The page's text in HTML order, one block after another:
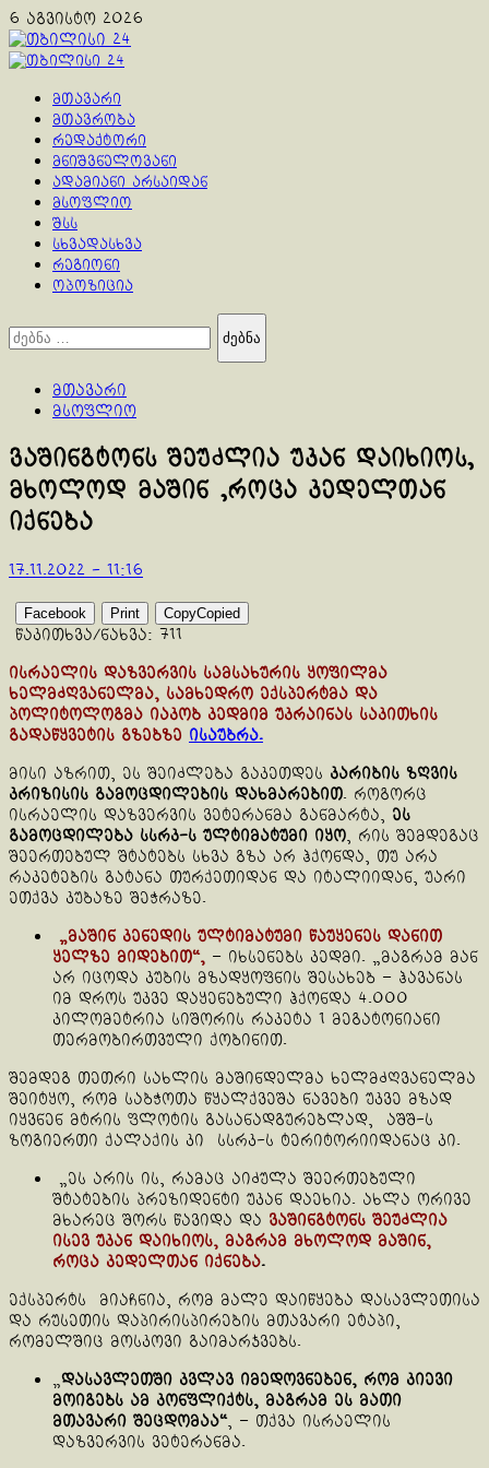
Skip
to
content
6 აგვისტო 2026
Primary
მთავარი
მთავრობა
რედაქტორი
მნიშვნელოვანი
ადამიანი არსაიდან
მსოფლიო
შსს
სხვადასხვა
რეგიონი
ოპოზიცია
ძებნა:
მთავარი
მსოფლიო
ვაშინგტონს შეუძლია უკან დაიხიოს,
მხოლოდ მაშინ ,როცა კედელთან
იქნება
17.11.2022 - 11:16
Facebook Print CopyCopied
წაკითხვა/ნახვა: 711
ისრაელის დაზვერვის სამსახურის ყოფილმა
ხელმძღვანელმა, სამხედრო ექსპერტმა და
პოლიტოლოგმა იაკობ კედმიმ უკრაინას საკითხის
გადაწყვეტის გზებზე ისაუბრა.
მისი აზრით, ეს შეიძლება გაკეთდეს კარიბის ზღვის
კრიზისის გამოცდილების დახმარებით. როგორც
ისრაელის დაზვერვის ვეტერანმა განმარტა, ეს
გამოცდილება სსრკ-ს ულტიმატუმი იყო, რის შემდეგაც
შეერთებულ შტატებს სხვა გზა არ ჰქონდა, თუ არა
რაკეტების გატანა თურქეთიდან და იტალიიდან, უარი
ეთქვა კუბაზე შეჭრაზე.
„მაშინ კენედის ულტიმატუმი წაუყენეს დანით
ყელზე მიდებით“, – იხსენებს კედმი. „მაგრამ მან
არ იცოდა კუბის მზადყოფნის შესახებ – ჰავანას
იმ დროს უკვე დაყენებული ჰქონდა 4.000
კილომეტრია სიშორის რაკეტა 1 მეგატონიანი
თერმობირთვული ქობინით.
შემდეგ თეთრი სახლის მაშინდელმა ხელმძღვანელმა
შეიტყო, რომ საბჭოთა წყალქვეშა ნავები უკვე მზად
იყვნენ მტრის ფლოტის გასანადგურებლად, აშშ-ს
ზოგიერთი ქალაქის კი სსრკ-ს ტერიტორიიდანაც კი.
„ეს არის ის, რამაც აიძულა შეერთებული
შტატების პრეზიდენტი უკან დაეხია. ახლა ორივე
მხარეც შორს წავიდა და ვაშინგტონს შეუძლია
ისევ უკან დაიხიოს, მაგრამ მხოლოდ მაშინ,
როცა კედელთან იქნება.
ექსპერტს მიაჩნია, რომ მალე დაიწყება დასავლეთისა
და რუსეთის დაპირისპირების მთავარი ეტაპი,
რომელშიც მოსკოვი გაიმარჯვებს.
„დასავლეთში კვლავ იმედოვნებენ, რომ კიევი
მოიგებს ამ კონფლიქტს, მაგრამ ეს მათი
მთავარი შეცდომაა“, – თქვა ისრაელის
დაზვერვის ვეტერანმა.